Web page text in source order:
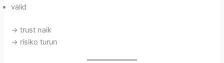
valid
→ trust naik
→ risiko turun